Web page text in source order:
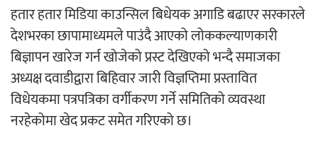
‘आइतबारको अफिस’ को परिचर्चा सम्पन्न
अर्जुन चन्द्रको ‘संवेदनाका प्रतिध्वनि’
हतार हतार मिडिया काउन्सिल बिधेयक अगाडि बढाएर सरकारले
देशभरका छापामाध्यमले पाउंदै आएको लोककल्याणकारी
बिज्ञापन खारेज गर्न खोजेको प्रस्ट देखिएको भन्दै समाजका
अध्यक्ष दवाडीद्वारा बिहिवार जारी विज्ञप्तिमा प्रस्तावित
विधेयकमा पत्रपत्रिका वर्गीकरण गर्ने समितिको व्यवस्था
नरहेकोमा खेद प्रकट समेत गरिएको छ।